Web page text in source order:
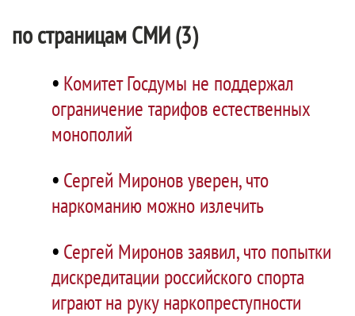
по страницам СМИ (3)
• Комитет Госдумы не поддержал
ограничение тарифов естественных
монополий
• Сергей Миронов уверен, что
наркоманию можно излечить
• Сергей Миронов заявил, что попытки
дискредитации российского спорта
играют на руку наркопреступности